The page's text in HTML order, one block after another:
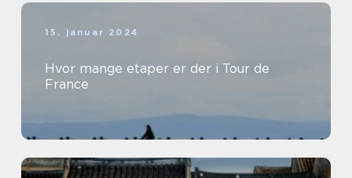
15. januar 2024
Hvor mange etaper er der i Tour de
France